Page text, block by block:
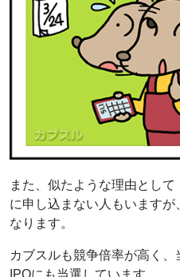
また、似たような理由とし
に申し込まない人もいますが
なります。
カブスルも競争倍率が高く
IPOにも当選しています。